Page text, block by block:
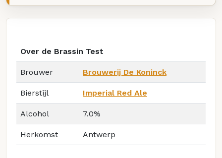
Over de Brassin Test
Brouwer Brouwerij De Koninck
Bierstijl Imperial Red Ale
Alcohol 7.0%
Herkomst Antwerp